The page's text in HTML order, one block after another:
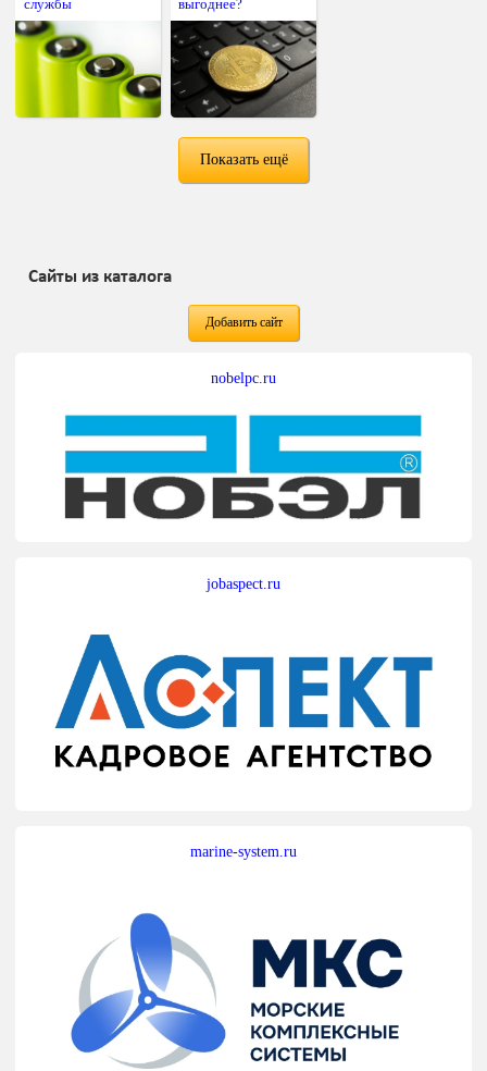
службы выгоднее?
Показать ещё
Сайты из каталога
Добавить сайт
nobelpc.ru
jobaspect.ru
marine-system.ru